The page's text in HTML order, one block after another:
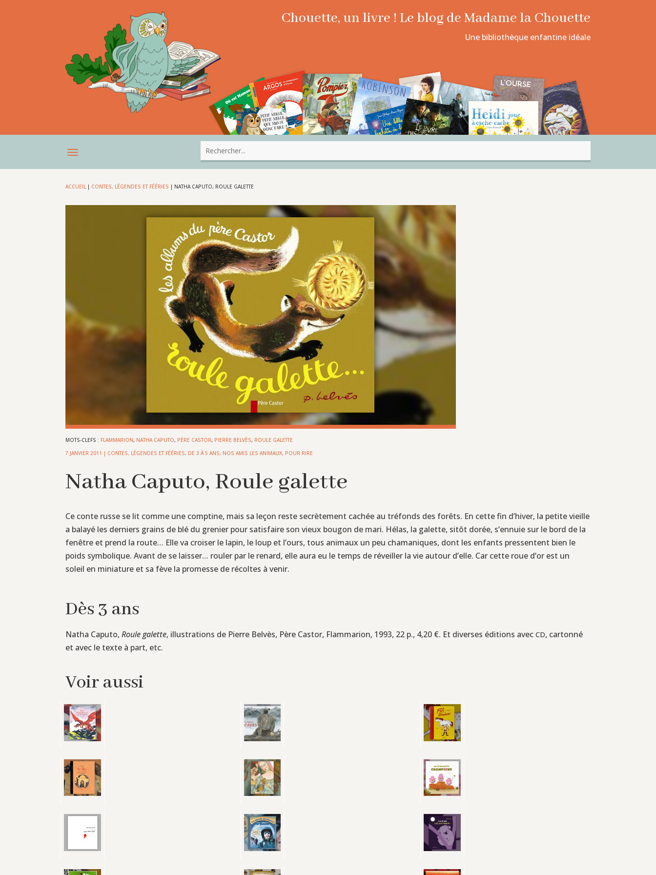
Chouette, un livre ! Le blog de Madame la Chouette
Une bibliothèque enfantine idéale
ACCUEIL | CONTES, LÉGENDES ET FÉÉRIES | NATHA CAPUTO, ROULE GALETTE
MOTS-CLEFS : FLAMMARION, NATHA CAPUTO, PÈRE CASTOR, PIERRE BELVÈS, ROULE GALETTE
7 JANVIER 2011 | CONTES, LÉGENDES ET FÉÉRIES, DE 3 À 5 ANS, NOS AMIS LES ANIMAUX, POUR RIRE
Natha Caputo, Roule galette
Ce conte russe se lit comme une comptine, mais sa leçon reste secrètement cachée au tréfonds des forêts. En cette fin d’hiver, la petite vieille
a balayé les derniers grains de blé du grenier pour satisfaire son vieux bougon de mari. Hélas, la galette, sitôt dorée, s’ennuie sur le bord de la
fenêtre et prend la route… Elle va croiser le lapin, le loup et l’ours, tous animaux un peu chamaniques, dont les enfants pressentent bien le
poids symbolique. Avant de se laisser… rouler par le renard, elle aura eu le temps de réveiller la vie autour d’elle. Car cette roue d’or est un
soleil en miniature et sa fève la promesse de récoltes à venir.
Dès 3 ans
Natha Caputo,Roule galette, illustrations de Pierre Belvès, Père Castor, Flammarion, 1993, 22 p., 4,20 €. Et diverses éditions avecCD, cartonné
et avec le texte à part, etc.
Voir aussi